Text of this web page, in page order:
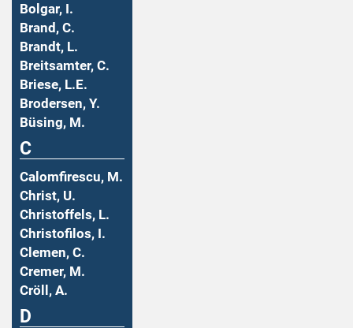
Bolgar, I.
Brand, C.
Brandt, L.
Breitsamter, C.
Briese, L.E.
Brodersen, Y.
Büsing, M.
C
Calomfirescu, M.
Christ, U.
Christoffels, L.
Christofilos, I.
Clemen, C.
Cremer, M.
Cröll, A.
D